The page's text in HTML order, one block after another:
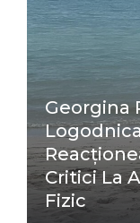
Georgina
Critici La
Fizic